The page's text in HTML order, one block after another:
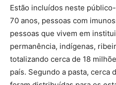
Estão incluídos neste
70 anos, pessoas com
pessoas que vivem em
permanência, indígenas,
totalizando cerca de 18
país. Segundo a pasta, cerca